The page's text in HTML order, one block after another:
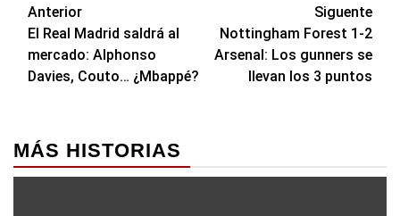
Navegación
de
entradas
Anterior
El Real Madrid saldrá al
mercado: Alphonso
Davies, Couto… ¿Mbappé?
Siguente
Nottingham Forest 1-2
Arsenal: Los gunners se
llevan los 3 puntos
MÁS HISTORIAS